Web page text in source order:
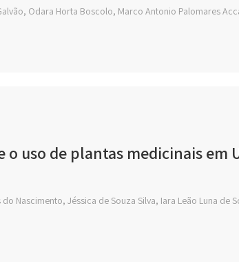
Odara Horta Boscolo, Marco Antonio Palomares
uso de plantas medicinais em
Nascimento, Jéssica de Souza Silva, Iara Leão Luna de